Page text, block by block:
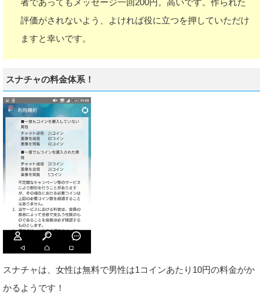
評価がされないよう、よければ役に立つを押していただけ
ますと幸いです。
スナチャの料金体系！
スナチャは、女性は無料で男性は1コインあたり10円の料金がか
かるようです！